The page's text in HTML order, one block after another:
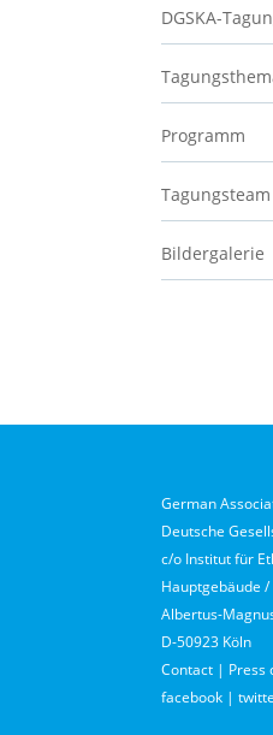
DGSKA-
Programm
Tagungsteam
Bildergalerie
German
Deutsche
c/o Institut für
Hauptgebäude
Albertus-
D-50923 Köln
Contact | Press
facebook |